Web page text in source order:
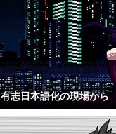
有志日本語化の現場から